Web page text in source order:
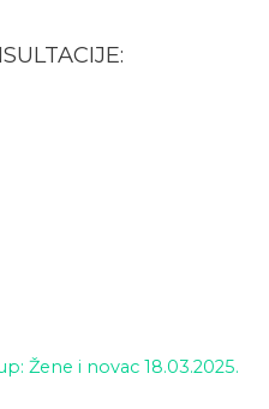
Žene i novac 18.03.2025.